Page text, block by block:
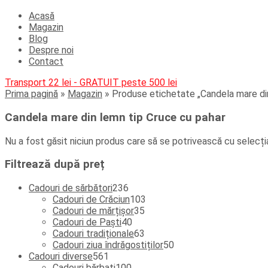
Acasă
Magazin
Blog
Despre noi
Contact
Transport 22 lei - GRATUIT peste 500 lei
Prima pagină » Magazin » Produse etichetate „Candela mare
Candela mare din lemn tip Cruce cu pahar
Nu a fost găsit niciun produs care să se potrivească cu
Filtrează după preț
Cadouri de sărbători236
de
produse
Cadouri de Crăciun103
Cadouri de mărțișor35
Cadouri de Paști40
de
produse
Cadouri tradiționale63
de
Cadouri ziua îndrăgostiților50
Cadouri diverse561